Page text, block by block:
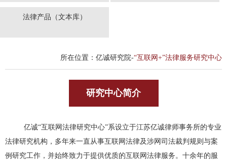
法律产品（文本库）
所在位置：亿诚研究院-“互联网+”法律服务研究中心
研究中心简介
亿诚“互联网法律研究中心”系设立于江苏亿诚律师事务所的专业
法律研究机构，多年来一直从事互联网法律及涉网司法裁判规则与案
例研究工作，并始终致力于提供优质的互联网法律服务。十余年的服